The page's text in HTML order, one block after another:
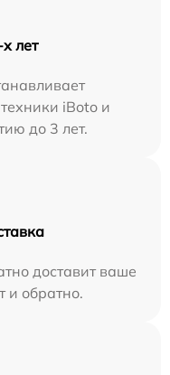
лет
iBoto и
до 3 лет.
доставит ваше
и обратно.